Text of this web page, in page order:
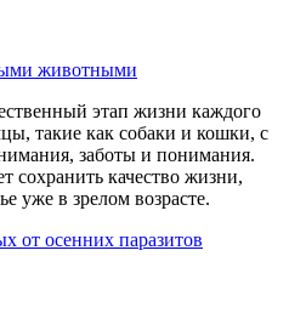
животными
этап жизни каждого
такие как собаки и кошки, с
заботы и понимания.
сохранить качество жизни,
уже в зрелом возрасте.